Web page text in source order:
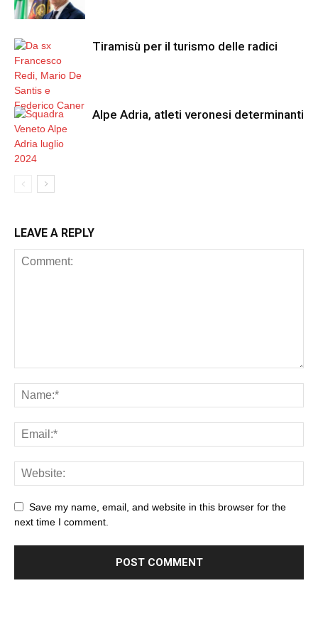
Tiramisù per il turismo delle radici
Alpe Adria, atleti veronesi determinanti
LEAVE A REPLY
Save my name, email, and website in this browser for the
next time I comment.